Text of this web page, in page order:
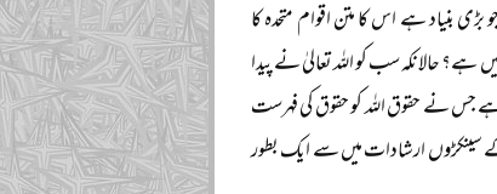
بنیاد ہے اس کا متن اقوام متحدہ کا
حالانکہ سب کو اللہ تعالیٰ نے پیدا
جس نے حقوق اللہ کو حقوق کی فہرست
سینکڑوں ارشادات میں سے ایک بطور